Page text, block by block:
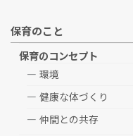
保育のこと
保育のコンセプト
環境
健康な体づくり
仲間との共存